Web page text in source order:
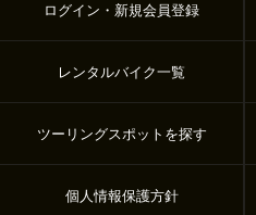
ログイン・新規会員登録
レンタルバイク一覧
ツーリングスポットを探す
個人情報保護方針